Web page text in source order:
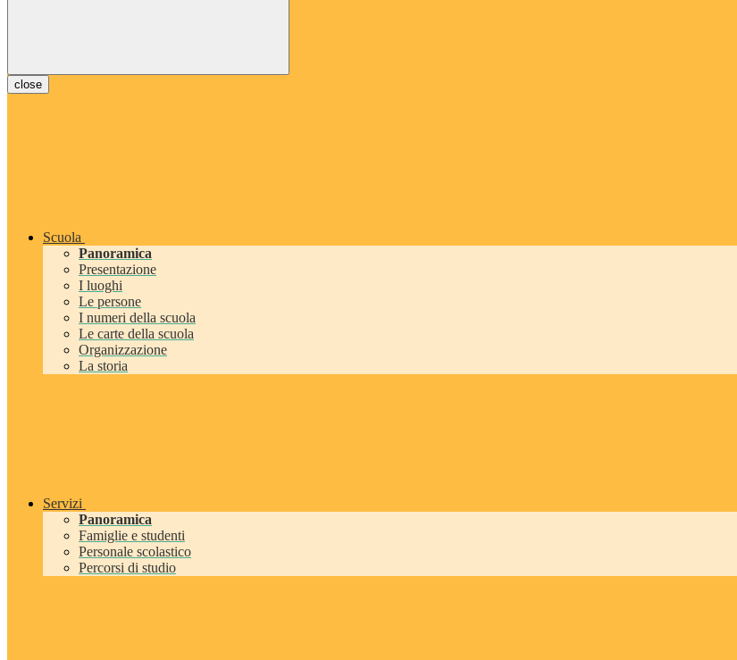
close
Scuola
Panoramica
Presentazione
I luoghi
Le persone
I numeri della scuola
Le carte della scuola
Organizzazione
La storia
Servizi
Panoramica
Famiglie e studenti
Personale scolastico
Percorsi di studio